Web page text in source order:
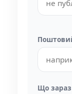
Що